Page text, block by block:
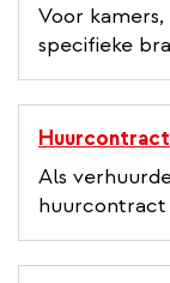
Voor
specifieke
Als